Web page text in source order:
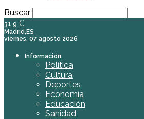
Buscar
31.9 C
Madrid,ES
viernes, 07 agosto 2026
Información
Política
Cultura
Deportes
Economía
Educación
Sanidad